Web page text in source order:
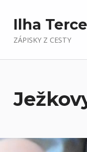
Ilha
ZÁPISKY Z CESTY